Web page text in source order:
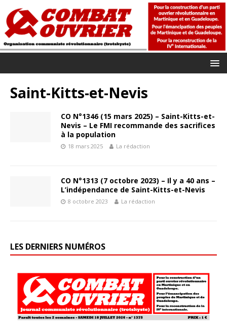
Saint-Kitts-et-Nevis
CO N°1346 (15 mars 2025) – Saint-Kitts-et-
Nevis – Le FMI recommande des sacrifices
à la population
18 mars 2025 La rédaction
CO N°1313 (7 octobre 2023) – Il y a 40 ans –
L’indépendance de Saint-Kitts-et-Nevis
8 octobre 2023 La rédaction
LES DERNIERS NUMÉROS